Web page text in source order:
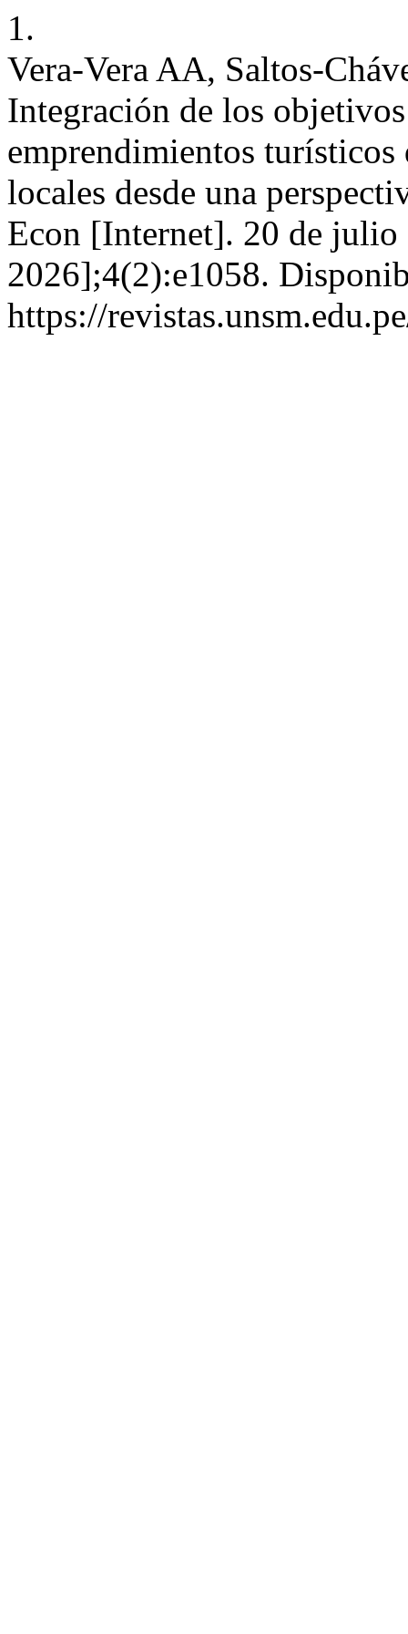
1.
Vera-Vera AA, Saltos-
Integración de los
emprendimientos
locales desde una
Econ [Internet]. 20 de julio
2026];4(2):e1058.
https://